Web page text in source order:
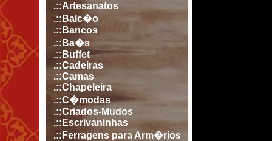
.::Artesanatos
.::Balc�o
.::Bancos
.::Ba�s
.::Buffet
.::Cadeiras
.::Camas
.::Chapeleira
.::C�modas
.::Criados-Mudos
.::Escrivaninhas
.::Ferragens para Arm�rios